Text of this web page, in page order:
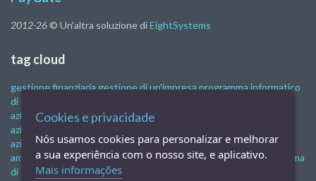
2012-26 © Un'altra soluzione diEightSystems
tag cloud
gestione finanziariagestione di un'impresaprogramma informatico
di gestione
aziendale programma di controllo finanziario
aziendale
aziendale gratuitosoftware di gestione finanziaria gestione
amministrativa e finanziariala gestione finanziaria aziendale
sistema
di gestione finanziaria gestione finanziaria on-line
Cookies e privacidade
Nós usamos cookies para personalizar e melhorar
a sua experiência com o nosso site, e aplicativo.
Mais informações